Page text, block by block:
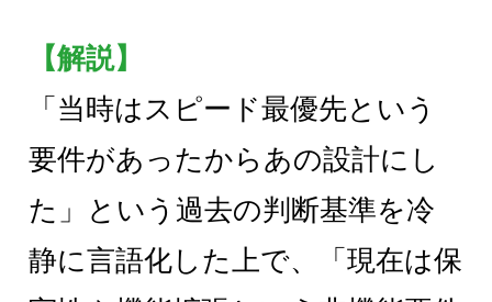
【解説】
「当時はスピード最優先という
要件があったからあの設計にし
た」という過去の判断基準を冷
静に言語化した上で、「現在は保